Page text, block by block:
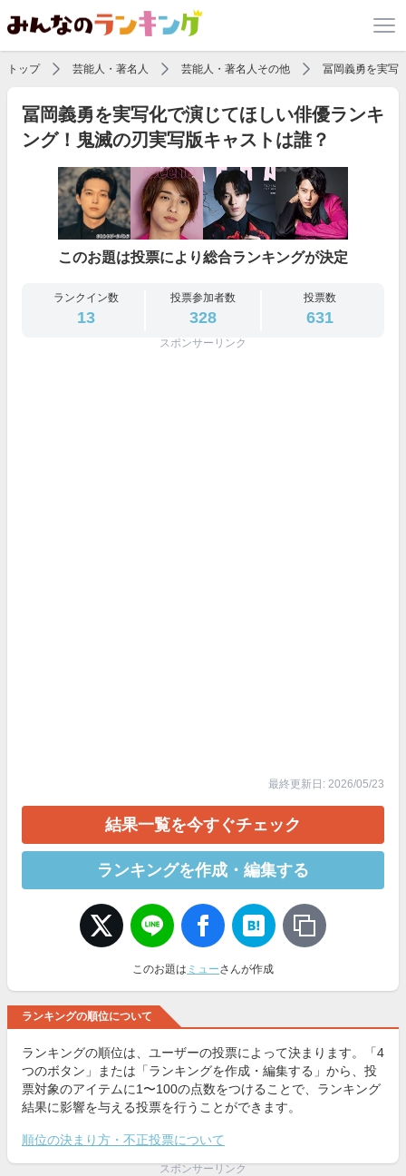
トップ 芸能人・著名人 芸能人・著名人その他 冨岡義勇を実写
冨岡義勇を実写化で演じてほしい俳優ランキ
ング！鬼滅の刃実写版キャストは誰？
このお題は投票により総合ランキングが決定
ランクイン数
13
投票参加者数
328
投票数
631
スポンサーリンク
最終更新日: 2026/05/23
結果一覧を今すぐチェック
ランキングを作成・編集する
このお題は ミューさんが作成
ランキングの順位について
ランキングの順位は、ユーザーの投票によって決まります。「4
つのボタン」または「ランキングを作成・編集する」から、投
票対象のアイテムに1〜100の点数をつけることで、ランキング
結果に影響を与える投票を行うことができます。
順位の決まり方・不正投票について
スポンサーリンク